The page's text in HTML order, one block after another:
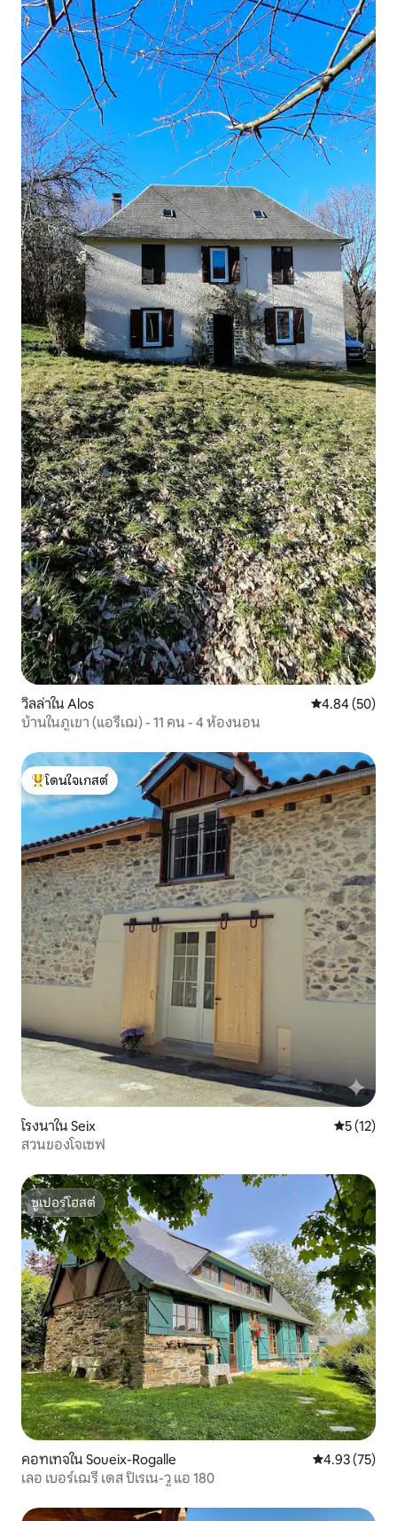
วิลล่าใน Alos คะแนนเฉลี่ย
4.84 (50)
บ้านในภูเขา (แอรีเฌ) - 11 คน - 4 ห้องนอน
โดนใจเกสต์ที่สุด
โดนใจเกสต์
โรงนาใน Seix คะแนนเฉลี่
5 (12)
สวนของโจเซฟ
ซูเปอร์โฮสต์
ซูเปอร์โฮสต์
คอทเทจใน Soueix-Rogalle คะแนนเฉลี่ย
4.93 (75)
เลอ เบอร์เฌรี เดส ปิเรเน-วู แอ 180